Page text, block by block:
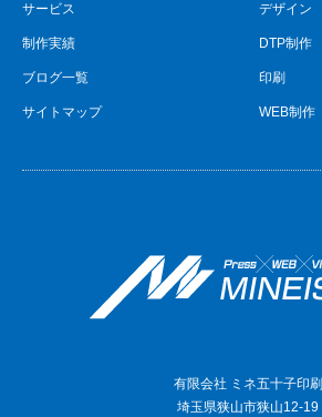
サービス
制作実績
ブログ一覧
サイトマップ
デザイン
DTP制作
印刷
WEB制作
有限会社 ミネ五十子印刷
埼玉県狭山市狭山12-19